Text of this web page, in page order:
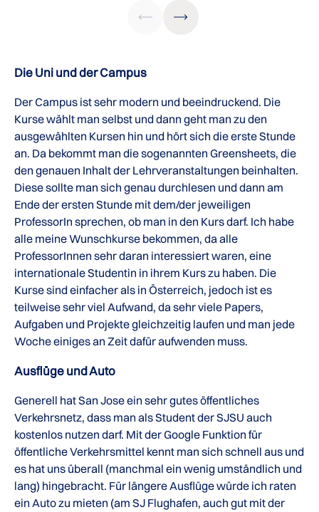
Die Uni und der Campus
Der Campus ist sehr modern und beeindruckend. Die
Kurse wählt man selbst und dann geht man zu den
ausgewählten Kursen hin und hört sich die erste Stunde
an. Da bekommt man die sogenannten Greensheets, die
den genauen Inhalt der Lehrveranstaltungen beinhalten.
Diese sollte man sich genau durchlesen und dann am
Ende der ersten Stunde mit dem/der jeweiligen
ProfessorIn sprechen, ob man in den Kurs darf. Ich habe
alle meine Wunschkurse bekommen, da alle
ProfessorInnen sehr daran interessiert waren, eine
internationale Studentin in ihrem Kurs zu haben. Die
Kurse sind einfacher als in Österreich, jedoch ist es
teilweise sehr viel Aufwand, da sehr viele Papers,
Aufgaben und Projekte gleichzeitig laufen und man jede
Woche einiges an Zeit dafür aufwenden muss.
Ausflüge und Auto
Generell hat San Jose ein sehr gutes öffentliches
Verkehrsnetz, dass man als Student der SJSU auch
kostenlos nutzen darf. Mit der Google Funktion für
öffentliche Verkehrsmittel kennt man sich schnell aus und
es hat uns überall (manchmal ein wenig umständlich und
lang) hingebracht. Für längere Ausflüge würde ich raten
ein Auto zu mieten (am SJ Flughafen, auch gut mit der